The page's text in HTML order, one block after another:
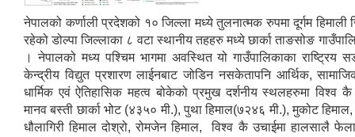
नेपालको कर्णाली प्रदेशको १० जिल्ला मध्ये तुलनात्मक रुपमा दूर्गम हिमाली
रहेको डोल्पा जिल्लाका ८ वटा स्थानीय तहहरु मध्ये छार्का ताङसोङ
। नेपालको मध्य पश्चिम भागमा अवस्थित यो गाउँपालिकाका
केन्द्रीय विद्युत प्रशारण लाईनबाट जोडिन नसकेतापनि आर्थिक,
धार्मिक एवं ऐतिहासिक महत्व बोकेको प्रमुख दर्शनीय स्थलहरुमा विश्व कै
मानव बस्ती छार्का भोट (४३५० मी.), पुथा हिमाल(७२४६ मी.), मुकोट
धौलागिरी हिमाल दोश्रो, रोमजेन हिमाल, विश्व कै उचाईमा हालसालै